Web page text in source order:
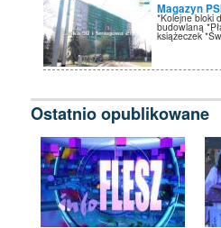
Magazyn
*Kolejne bloki
budowlaną
książeczek
Ostatnio opublikowane